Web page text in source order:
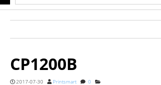
CP1200B
2017-07-30 Printsmart 0